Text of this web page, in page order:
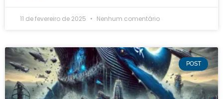
11 de fevereiro de 2025 Nenhum comentário
POST